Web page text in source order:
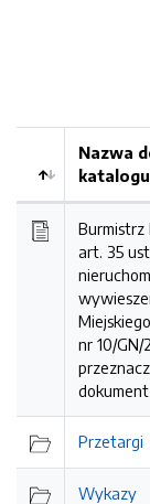
Nazwa
katalogu
Burmistrz
art. 35
nr 10/GN/
Przetargi
Wykazy